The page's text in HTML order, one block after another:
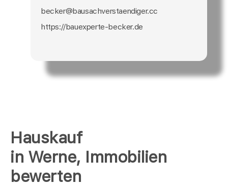
Hauskauf
in Werne, Immobilien
bewerten
becker@bausachverstaendiger.cc
https://bauexperte-becker.de